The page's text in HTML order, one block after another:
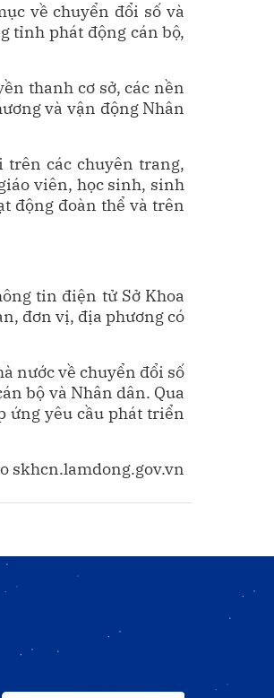
về chuyển đổi số và
tỉnh phát động cán bộ,
thanh cơ sở, các nền
và vận động Nhân
các chuyên trang,
viên, học sinh, sinh
động đoàn thể và trên
tin điện tử Sở Khoa
đơn vị, địa phương có
nước về chuyển đổi số
bộ và Nhân dân. Qua
ứng yêu cầu phát triển
skhcn.lamdong.gov.vn